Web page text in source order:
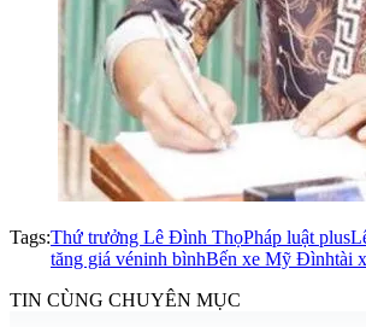
Tags:Thứ trưởng Lê Đình ThọPháp luật plus
tăng giá véninh bìnhBến xe Mỹ Đìnhtài
TIN CÙNG CHUYÊN MỤC